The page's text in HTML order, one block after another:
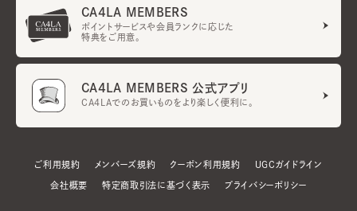
CA4LA MEMBERS
ポイントサービスや会員ランクに応じた
特典をご用意。
CA4LA MEMBERS 公式アプリ
CA4LAでのお買いものをより楽しく便利に。
ご利用規約 メンバーズ規約 クーポン利用規約 UGCガイドライン
会社概要 特定商取引法に基づく表示 プライバシーポリシー